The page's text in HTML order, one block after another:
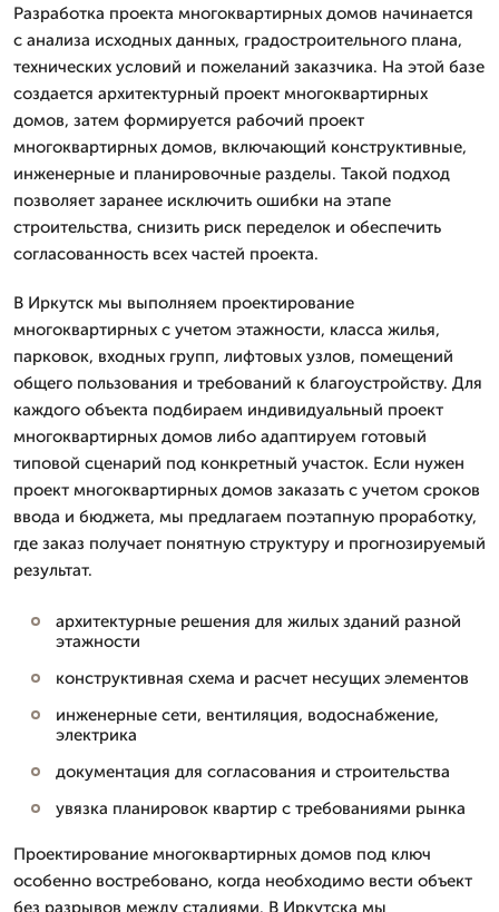
Разработка проекта многоквартирных домов начинается
с анализа исходных данных, градостроительного плана,
технических условий и пожеланий заказчика. На этой базе
создается архитектурный проект многоквартирных
домов, затем формируется рабочий проект
многоквартирных домов, включающий конструктивные,
инженерные и планировочные разделы. Такой подход
позволяет заранее исключить ошибки на этапе
строительства, снизить риск переделок и обеспечить
согласованность всех частей проекта.
В Иркутск мы выполняем проектирование
многоквартирных с учетом этажности, класса жилья,
парковок, входных групп, лифтовых узлов, помещений
общего пользования и требований к благоустройству. Для
каждого объекта подбираем индивидуальный проект
многоквартирных домов либо адаптируем готовый
типовой сценарий под конкретный участок. Если нужен
проект многоквартирных домов заказать с учетом сроков
ввода и бюджета, мы предлагаем поэтапную проработку,
где заказ получает понятную структуру и прогнозируемый
результат.
архитектурные решения для жилых зданий разной
этажности
конструктивная схема и расчет несущих элементов
инженерные сети, вентиляция, водоснабжение,
электрика
документация для согласования и строительства
увязка планировок квартир с требованиями рынка
Проектирование многоквартирных домов под ключ
особенно востребовано, когда необходимо вести объект
без разрывов между стадиями. В Иркутска мы